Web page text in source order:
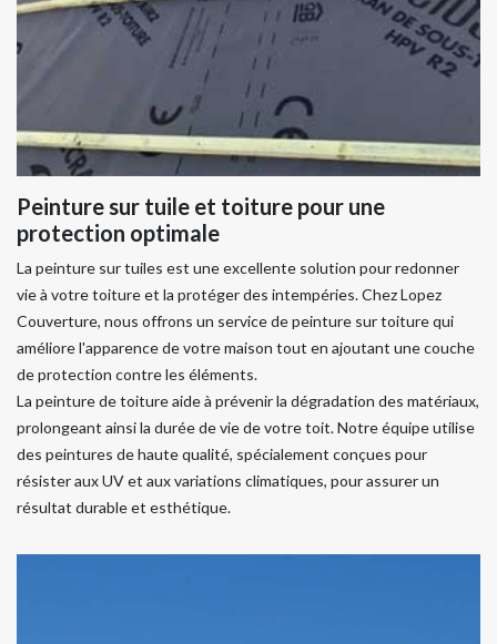
Peinture sur tuile et toiture pour une
protection optimale
La peinture sur tuiles est une excellente solution pour redonner
vie à votre toiture et la protéger des intempéries. Chez Lopez
Couverture, nous offrons un service de peinture sur toiture qui
améliore l'apparence de votre maison tout en ajoutant une couche
de protection contre les éléments.
La peinture de toiture aide à prévenir la dégradation des matériaux,
prolongeant ainsi la durée de vie de votre toit. Notre équipe utilise
des peintures de haute qualité, spécialement conçues pour
résister aux UV et aux variations climatiques, pour assurer un
résultat durable et esthétique.